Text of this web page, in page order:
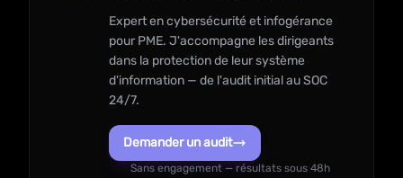
Expert en cybersécurité et infogérance
pour PME. J'accompagne les dirigeants
dans la protection de leur système
d'information — de l'audit initial au SOC
24/7.
Demander un audit
Sans engagement — résultats sous 48h